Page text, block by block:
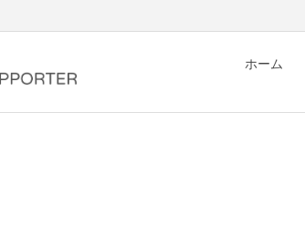
ホーム